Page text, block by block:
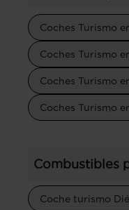
Coches Turismo
Coches Turismo
Coches Turismo
Coches Turismo
Combustibles
Coche turismo